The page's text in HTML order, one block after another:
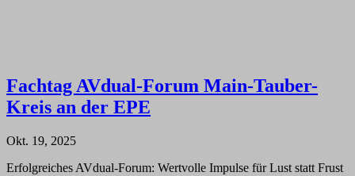
Fachtag AVdual-Forum Main-Tauber-
Kreis an der EPE
Okt. 19, 2025
Erfolgreiches AVdual-Forum: Wertvolle Impulse für Lust statt Frust